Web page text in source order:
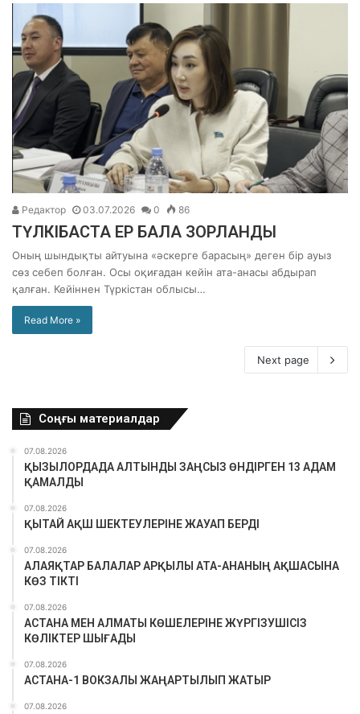
Редактор 03.07.2026 0 86
ТҮЛКІБАСТА ЕР БАЛА ЗОРЛАНДЫ
Оның шындықты айтуына «әскерге барасың» деген бір ауыз
сөз себеп болған. Осы оқиғадан кейін ата-анасы абдырап
қалған. Кейіннен Түркістан облысы…
Read More »
Next page
Соңғы материалдар
07.08.2026
ҚЫЗЫЛОРДАДА АЛТЫНДЫ ЗАҢСЫЗ ӨНДІРГЕН 13 АДАМ
ҚАМАЛДЫ
07.08.2026
ҚЫТАЙ АҚШ ШЕКТЕУЛЕРІНЕ ЖАУАП БЕРДІ
07.08.2026
АЛАЯҚТАР БАЛАЛАР АРҚЫЛЫ АТА-АНАНЫҢ АҚШАСЫНА
КӨЗ ТІКТІ
07.08.2026
АСТАНА МЕН АЛМАТЫ КӨШЕЛЕРІНЕ ЖҮРГІЗУШІСІЗ
КӨЛІКТЕР ШЫҒАДЫ
07.08.2026
АСТАНА-1 ВОКЗАЛЫ ЖАҢАРТЫЛЫП ЖАТЫР
07.08.2026